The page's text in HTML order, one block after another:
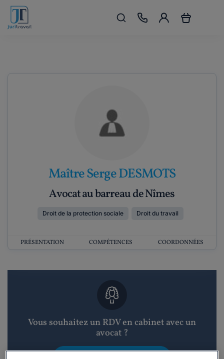
Maître Serge DESMOTS
Avocat au barreau de Nîmes
Droit de la protection sociale Droit du travail
PRÉSENTATION COMPÉTENCES COORDONNÉES
Vous souhaitez un RDV en cabinet avec un
avocat ?